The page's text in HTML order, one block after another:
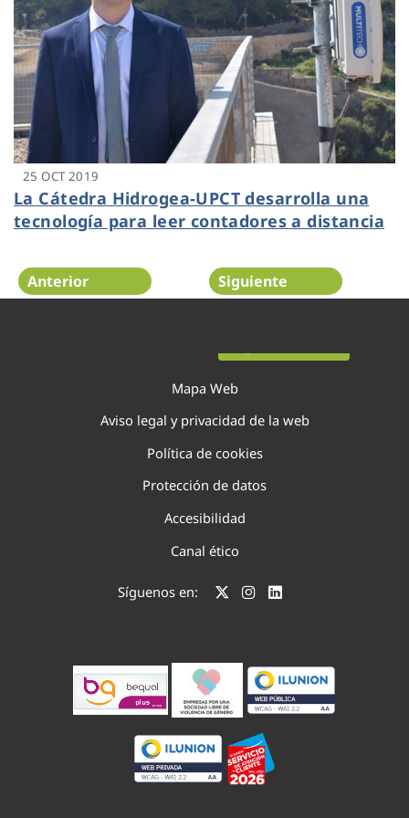
25 OCT 2019
La Cátedra Hidrogea-UPCT desarrolla una
tecnología para leer contadores a distancia
Anterior Siguiente
Mapa Web
Aviso legal y privacidad de la web
Política de cookies
Protección de datos
Accesibilidad
Canal ético
Síguenos en: